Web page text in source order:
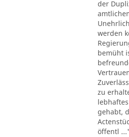
der
werden
bemüht
zu
gehabt,
öffentl